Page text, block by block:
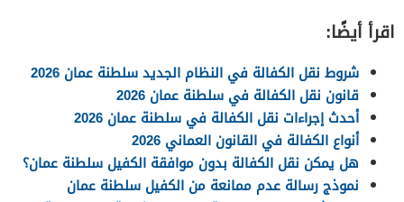
اقرأ أيضًا:
شروط نقل الكفالة في النظام الجديد سلطنة عمان 2026
قانون نقل الكفالة في سلطنة عمان 2026
أحدث إجراءات نقل الكفالة في سلطنة عمان 2026
أنواع الكفالة في القانون العماني 2026
هل يمكن نقل الكفالة بدون موافقة الكفيل سلطنة عمان؟
نموذج رسالة عدم ممانعة من الكفيل سلطنة عمان